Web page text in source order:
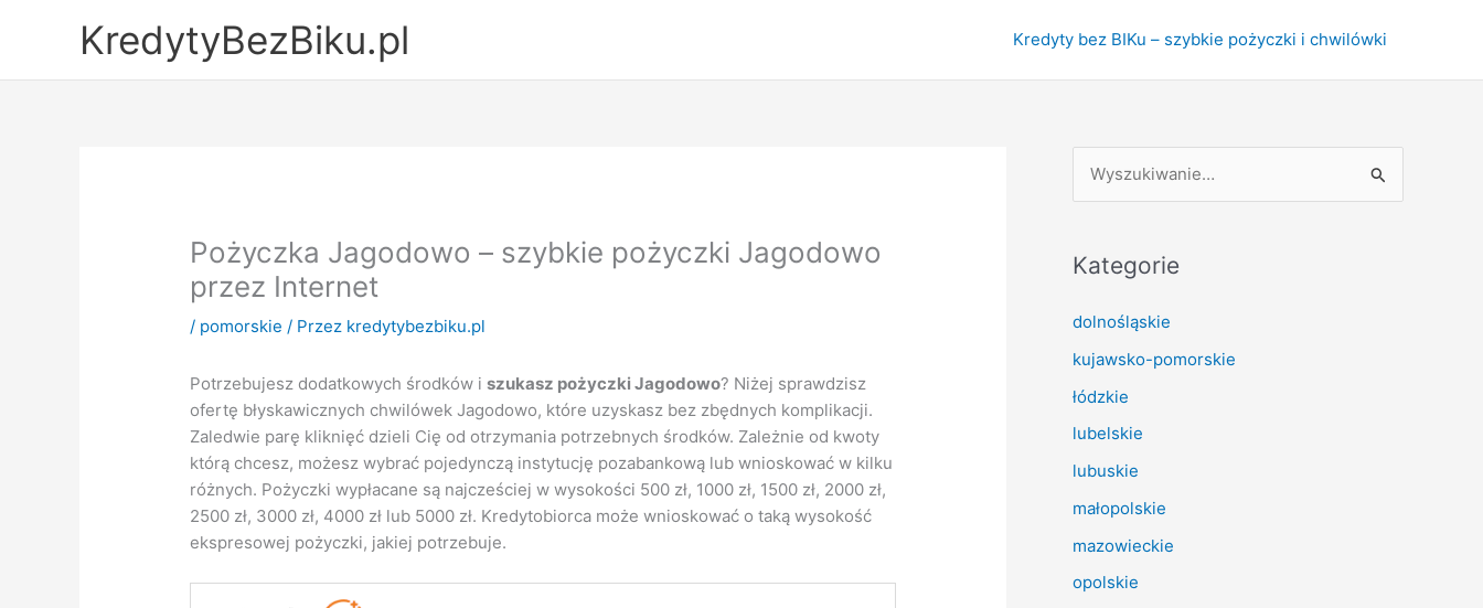
KredytyBezBiku.pl Kredyty bez BIKu – szybkie pożyczki i chwilówki
Pożyczka Jagodowo – szybkie pożyczki Jagodowo
przez Internet
/ pomorskie / Przez kredytybezbiku.pl
Potrzebujesz dodatkowych środków iszukasz pożyczki Jagodowo? Niżej sprawdzisz
ofertę błyskawicznych chwilówek Jagodowo, które uzyskasz bez zbędnych komplikacji.
Zaledwie parę kliknięć dzieli Cię od otrzymania potrzebnych środków. Zależnie od kwoty
którą chcesz, możesz wybrać pojedynczą instytucję pozabankową lub wnioskować w kilku
różnych. Pożyczki wypłacane są najcześciej w wysokości 500 zł, 1000 zł, 1500 zł, 2000 zł,
2500 zł, 3000 zł, 4000 zł lub 5000 zł. Kredytobiorca może wnioskować o taką wysokość
ekspresowej pożyczki, jakiej potrzebuje.
k
j
d
l
a
:
Kategorie
dolnośląskie
kujawsko-pomorskie
łódzkie
lubelskie
lubuskie
małopolskie
mazowieckie
opolskie